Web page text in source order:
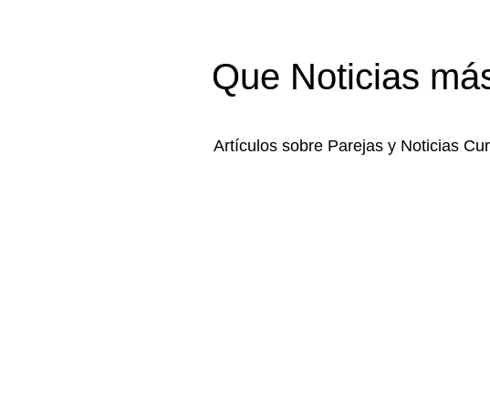
Que Noticias
Artículos sobre Parejas y Noticias